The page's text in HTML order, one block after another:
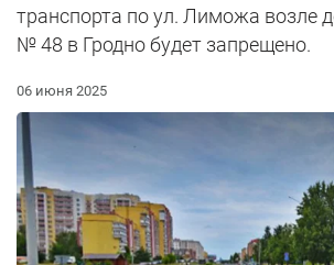
транспорта по ул. Лиможа возле
№ 48 в Гродно будет запрещено.
06 июня 2025